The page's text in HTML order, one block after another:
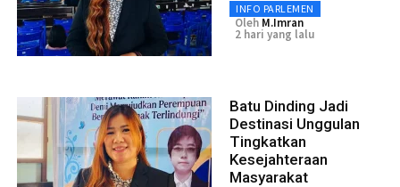
INFO PARLEMEN
Oleh M.Imran
2 hari yang lalu
Batu Dinding Jadi
Destinasi Unggulan
Tingkatkan
Kesejahteraan
Masyarakat